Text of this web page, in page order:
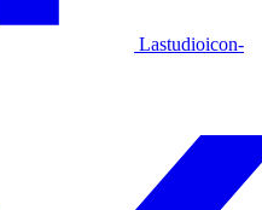
Lastudioicon-